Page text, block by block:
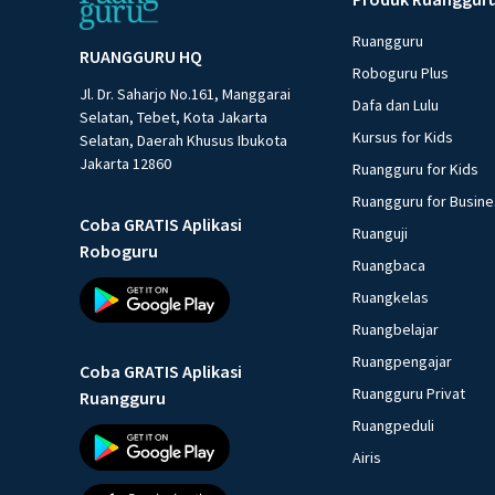
RUANGGURU HQ
Jl. Dr. Saharjo No.161, Manggarai
Selatan, Tebet, Kota Jakarta
Selatan, Daerah Khusus Ibukota
Jakarta 12860
Coba GRATIS Aplikasi
Roboguru
Coba GRATIS Aplikasi
Ruangguru
Ruangguru
Roboguru Plus
Dafa dan Lulu
Kursus for Kids
Ruangguru for Kids
Ruangguru for
Ruanguji
Ruangbaca
Ruangkelas
Ruangbelajar
Ruangpengajar
Ruangguru Privat
Ruangpeduli
Airis